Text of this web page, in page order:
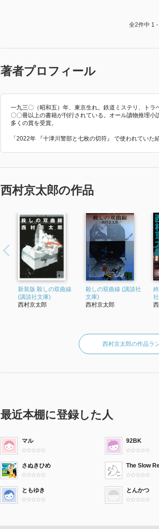
全2件中 1
著者プロフィール
一九三〇（昭和五）年、東京生れ。鉄道ミステリ、ト
〇〇冊以上の書籍が刊行されている。オール讀物推理
多くの賞を受賞。
「2022年 『十津川警部と七枚の切符』 で使われていた
西村京太郎の作品
新装版 殺しの双曲線
(講談社文庫)
西村京太郎
殺しの双曲線 (講談社
文庫)
西村京太郎
西村京太郎の作品ラ
最近本棚に登録した人
マル 92BK
さぬきひめ The Slow
ともゆき とんかつ